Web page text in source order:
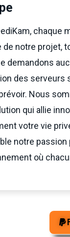
chaque
de notre projet,
demandons
des
Nous
qui allie
votre vie
notre
où